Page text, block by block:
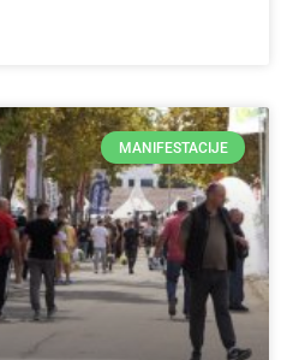
MANIFESTACIJE